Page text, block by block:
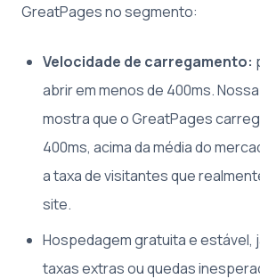
GreatPages no segmento:
Velocidade de carregamento:
abrir em menos de 400ms.
mostra que o GreatPages
400ms, acima da média do
a taxa de visitantes que
site.
Hospedagem gratuita e estável,
taxas extras ou quedas